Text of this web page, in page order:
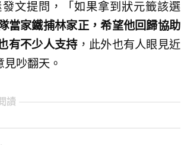
文提問，「如果拿到狀元籤該選
當家鐵捕林家正，希望他回歸協助
有不少人支持，此外也有人眼見近
吵翻天。
讀